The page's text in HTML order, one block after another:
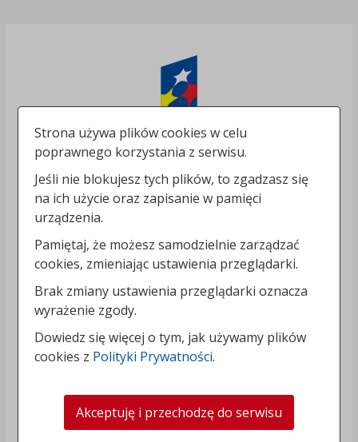
Strona używa plików cookies w celu
poprawnego korzystania z serwisu.
Jeśli nie blokujesz tych plików, to zgadzasz się
na ich użycie oraz zapisanie w pamięci
urządzenia.
Pamiętaj, że możesz samodzielnie zarządzać
cookies, zmieniając ustawienia przeglądarki.
Brak zmiany ustawienia przeglądarki oznacza
wyrażenie zgody.
Dowiedz się więcej o tym, jak używamy plików
cookies z Polityki Prywatności.
Akceptuję i przechodzę do serwisu